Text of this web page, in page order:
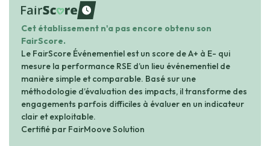
waiting
Cet établissement n'a pas encore obtenu son
FairScore.
Le FairScore Événementiel est un score de A+ à E- qui
mesure la performance RSE d’un lieu événementiel de
manière simple et comparable. Basé sur une
méthodologie d’évaluation des impacts, il transforme des
engagements parfois difficiles à évaluer en un indicateur
clair et exploitable.
Certifié par FairMoove Solution